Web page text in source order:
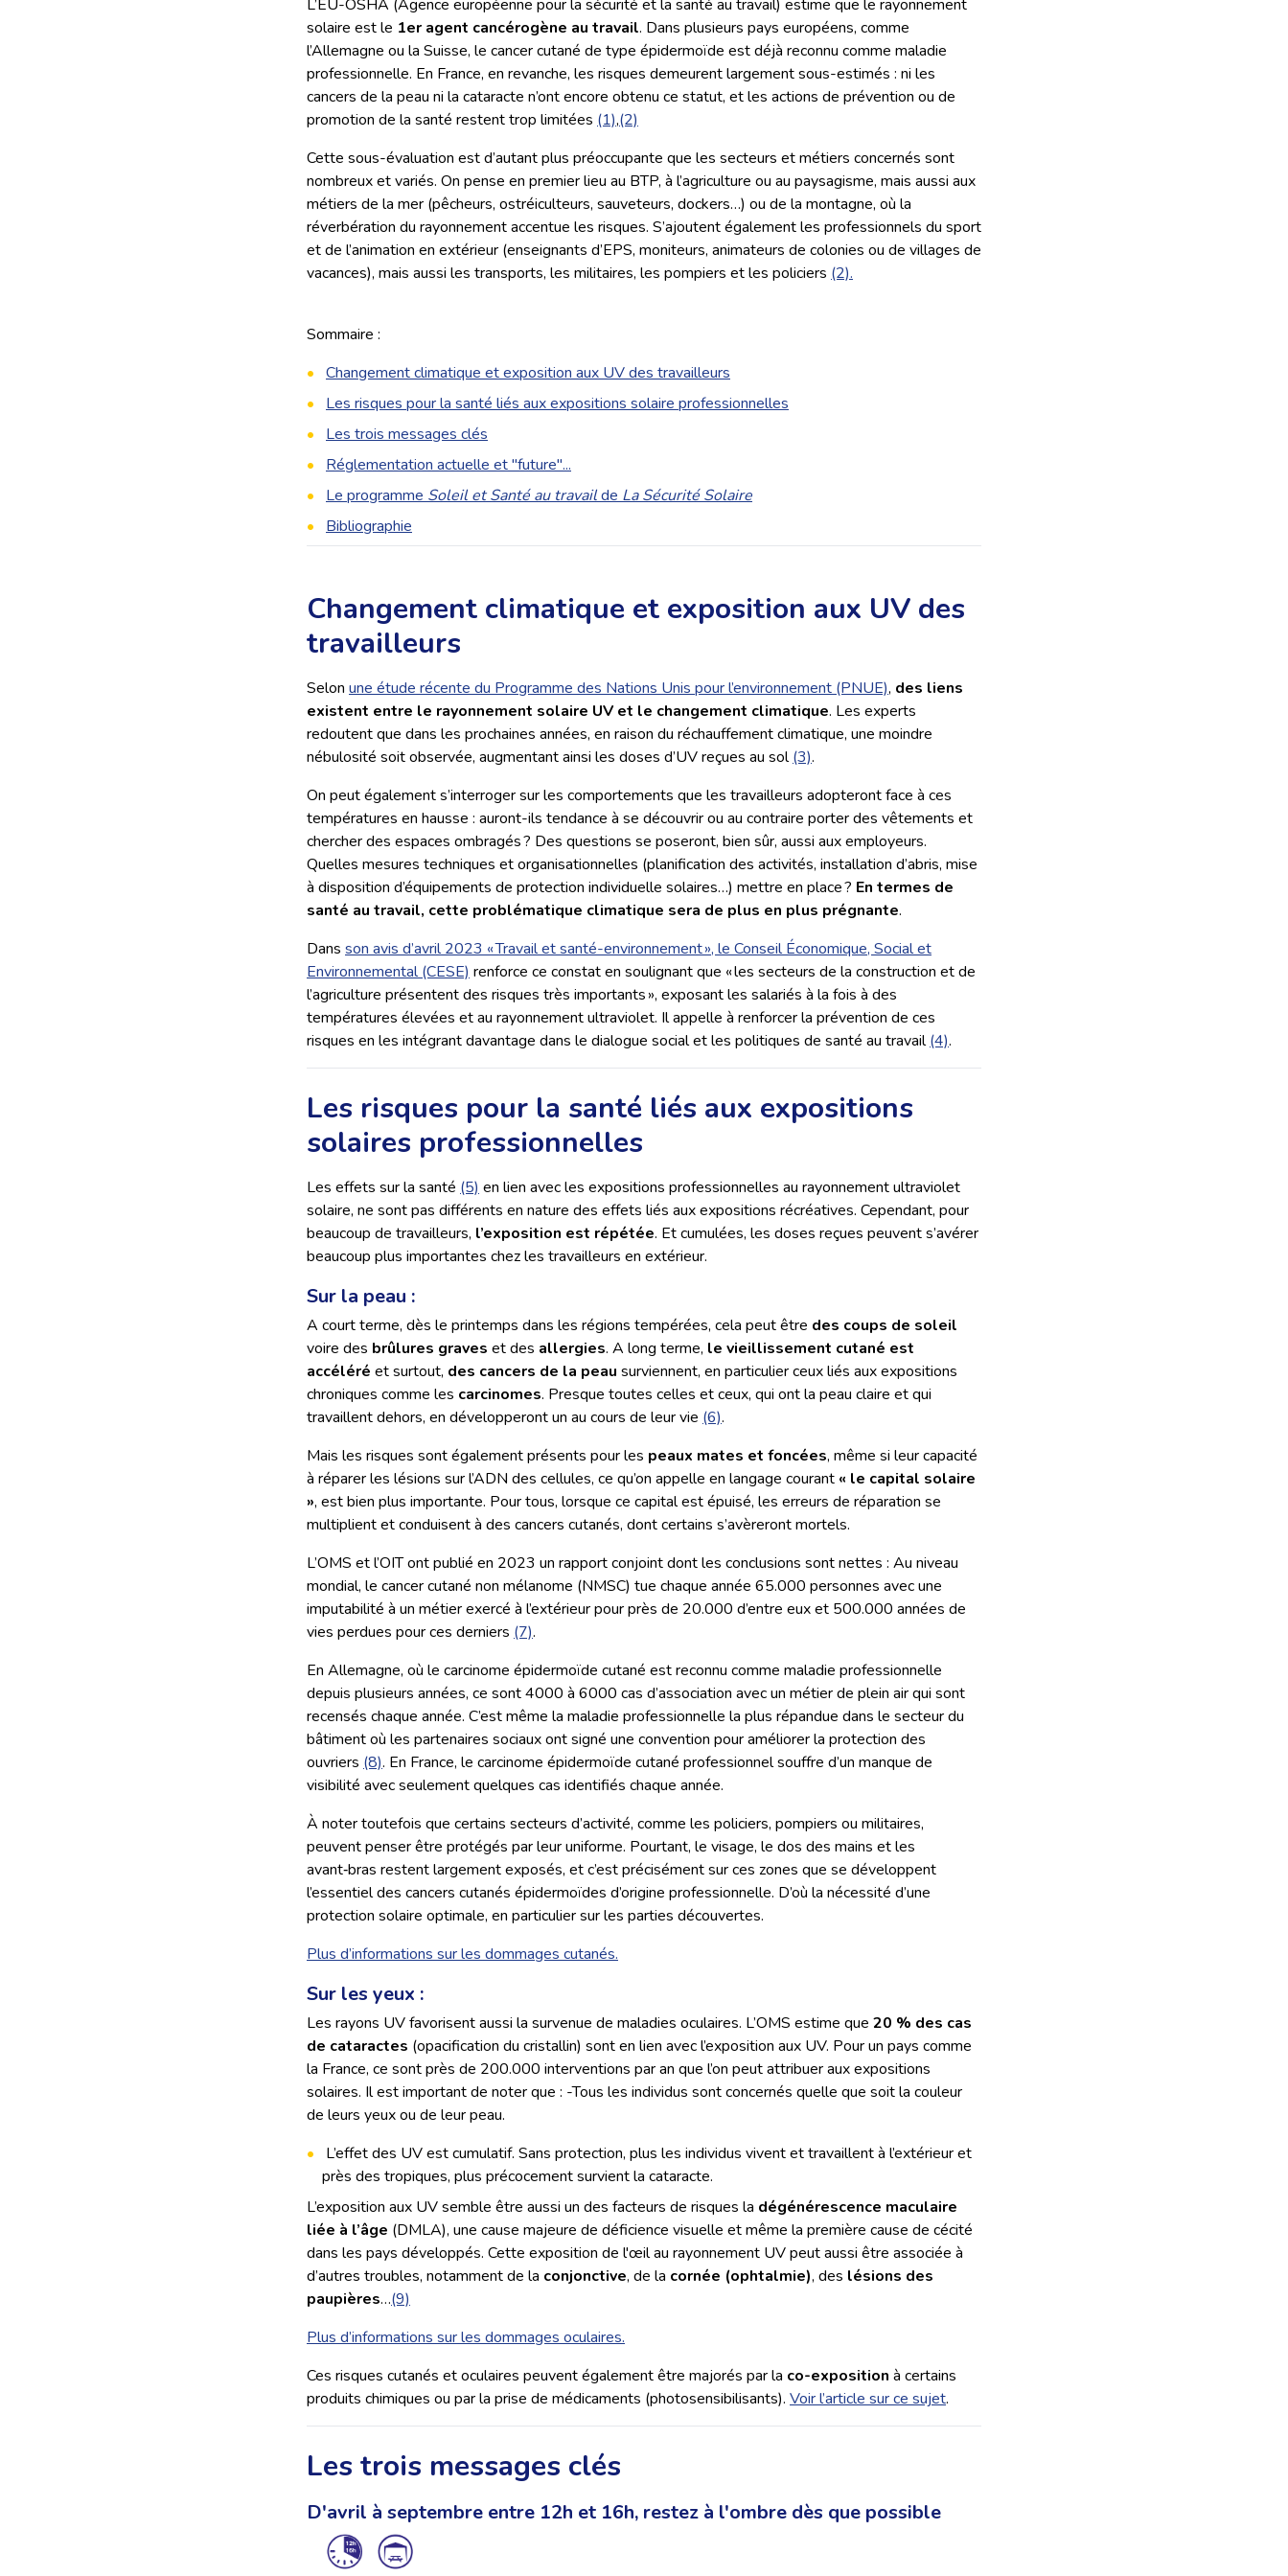
L’EU-OSHA (Agence européenne pour la sécurité et la santé au travail) estime que le rayonnement
solaire est le 1er agent cancérogène au travail. Dans plusieurs pays européens, comme
l’Allemagne ou la Suisse, le cancer cutané de type épidermoïde est déjà reconnu comme maladie
professionnelle. En France, en revanche, les risques demeurent largement sous-estimés : ni les
cancers de la peau ni la cataracte n’ont encore obtenu ce statut, et les actions de prévention ou de
promotion de la santé restent trop limitées (1),(2)
Cette sous-évaluation est d’autant plus préoccupante que les secteurs et métiers concernés sont
nombreux et variés. On pense en premier lieu au BTP, à l’agriculture ou au paysagisme, mais aussi aux
métiers de la mer (pêcheurs, ostréiculteurs, sauveteurs, dockers…) ou de la montagne, où la
réverbération du rayonnement accentue les risques. S’ajoutent également les professionnels du sport
et de l’animation en extérieur (enseignants d’EPS, moniteurs, animateurs de colonies ou de villages de
vacances), mais aussi les transports, les militaires, les pompiers et les policiers (2).
Sommaire :
Changement climatique et exposition aux UV des travailleurs
Les risques pour la santé liés aux expositions solaire professionnelles
Les trois messages clés
Réglementation actuelle et "future"...
Le programme Soleil et Santé au travailde La Sécurité Solaire
Bibliographie
Changement climatique et exposition aux UV des
travailleurs
Selon une étude récente du Programme des Nations Unis pour l’environnement (PNUE), des liens
existent entre le rayonnement solaire UV et le changement climatique. Les experts
redoutent que dans les prochaines années, en raison du réchauffement climatique, une moindre
nébulosité soit observée, augmentant ainsi les doses d’UV reçues au sol(3).
On peut également s’interroger sur les comportements que les travailleurs adopteront face à ces
températures en hausse : auront-ils tendance à se découvrir ou au contraire porter des vêtements et
chercher des espaces ombragés ? Des questions se poseront, bien sûr, aussi aux employeurs.
Quelles mesures techniques et organisationnelles (planification des activités, installation d’abris, mise
à disposition d’équipements de protection individuelle solaires…) mettre en place ? En termes de
santé au travail, cette problématique climatique sera de plus en plus prégnante.
Dans son avis d’avril 2023 « Travail et santé-environnement », le Conseil Économique, Social et
Environnemental (CESE) renforce ce constat en soulignant que « les secteurs de la construction et de
l’agriculture présentent des risques très importants », exposant les salariés à la fois à des
températures élevées et au rayonnement ultraviolet. Il appelle à renforcer la prévention de ces
risques en les intégrant davantage dans le dialogue social et les politiques de santé au travail(4).
Les risques pour la santé liés aux expositions
solaires professionnelles
Les effets sur la santé (5) en lien avec les expositions professionnelles au rayonnement ultraviolet
solaire, ne sont pas différents en nature des effets liés aux expositions récréatives. Cependant, pour
beaucoup de travailleurs, l’exposition est répétée. Et cumulées, les doses reçues peuvent s’avérer
beaucoup plus importantes chez les travailleurs en extérieur.
Sur la peau :
A court terme, dès le printemps dans les régions tempérées, cela peut être des coups de soleil
voire des brûlures graves et des allergies. A long terme, le vieillissement cutané est
accéléré et surtout, des cancers de la peau surviennent, en particulier ceux liés aux expositions
chroniques comme les carcinomes. Presque toutes celles et ceux, qui ont la peau claire et qui
travaillent dehors, en développeront un au cours de leur vie (6).
Mais les risques sont également présents pour les peaux mates et foncées, même si leur capacité
à réparer les lésions sur l’ADN des cellules, ce qu’on appelle en langage courant « le capital solaire
», est bien plus importante. Pour tous, lorsque ce capital est épuisé, les erreurs de réparation se
multiplient et conduisent à des cancers cutanés, dont certains s’avèreront mortels.
L’OMS et l’OIT ont publié en 2023 un rapport conjoint dont les conclusions sont nettes : Au niveau
mondial, le cancer cutané non mélanome (NMSC) tue chaque année 65.000 personnes avec une
imputabilité à un métier exercé à l’extérieur pour près de 20.000 d’entre eux et 500.000 années de
vies perdues pour ces derniers (7).
En Allemagne, où le carcinome épidermoïde cutané est reconnu comme maladie professionnelle
depuis plusieurs années, ce sont 4000 à 6000 cas d’association avec un métier de plein air qui sont
recensés chaque année. C’est même la maladie professionnelle la plus répandue dans le secteur du
bâtiment où les partenaires sociaux ont signé une convention pour améliorer la protection des
ouvriers (8). En France, le carcinome épidermoïde cutané professionnel souffre d’un manque de
visibilité avec seulement quelques cas identifiés chaque année.
À noter toutefois que certains secteurs d’activité, comme les policiers, pompiers ou militaires,
peuvent penser être protégés par leur uniforme. Pourtant, le visage, le dos des mains et les
avant‑bras restent largement exposés, et c’est précisément sur ces zones que se développent
l’essentiel des cancers cutanés épidermoïdes d’origine professionnelle. D’où la nécessité d’une
protection solaire optimale, en particulier sur les parties découvertes.
Plus d’informations sur les dommages cutanés.
Sur les yeux :
Les rayons UV favorisent aussi la survenue de maladies oculaires. L’OMS estime que 20 % des cas
de cataractes (opacification du cristallin) sont en lien avec l’exposition aux UV. Pour un pays comme
la France, ce sont près de 200.000 interventions par an que l’on peut attribuer aux expositions
solaires. Il est important de noter que : -Tous les individus sont concernés quelle que soit la couleur
de leurs yeux ou de leur peau.
L’effet des UV est cumulatif. Sans protection, plus les individus vivent et travaillent à l’extérieur et
près des tropiques, plus précocement survient la cataracte.
L’exposition aux UV semble être aussi un des facteurs de risques la dégénérescence maculaire
liée à l’âge (DMLA), une cause majeure de déficience visuelle et même la première cause de cécité
dans les pays développés. Cette exposition de l'œil au rayonnement UV peut aussi être associée à
d’autres troubles, notamment de la conjonctive, de la cornée (ophtalmie), des lésions des
paupières…(9)
Plus d’informations sur les dommages oculaires.
Ces risques cutanés et oculaires peuvent également être majorés par la co-exposition à certains
produits chimiques ou par la prise de médicaments (photosensibilisants). Voir l’article sur ce sujet.
Les trois messages clés
D'avril à septembre entre 12h et 16h, restez à l'ombre dès que possible